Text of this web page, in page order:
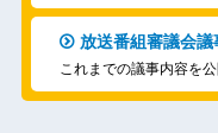
放送番組審議会議
これまでの議事内容を